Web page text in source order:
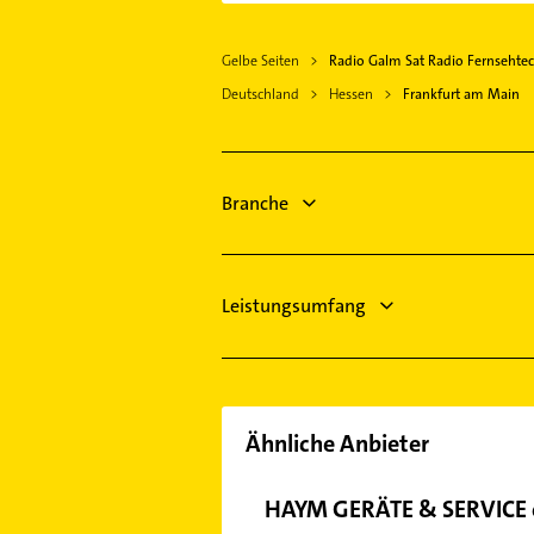
Gelbe Seiten
Radio Galm Sat Radio
Deutschland
Hessen Frankfurt am Main
Branche
Leistungsumfang
Ähnliche Anbieter
HAYM GERÄTE & SERVICE